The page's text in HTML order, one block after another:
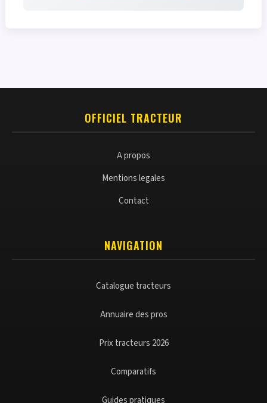
OFFICIEL TRACTEUR
A propos
Mentions legales
Contact
NAVIGATION
Catalogue tracteurs
Annuaire des pros
Prix tracteurs 2026
Comparatifs
Guides pratiques